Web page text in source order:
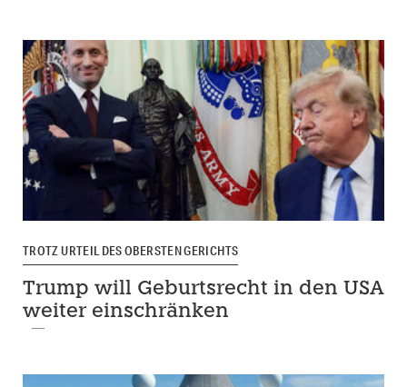
TROTZ URTEIL DES OBERSTEN GERICHTS
Trump will Geburtsrecht in den USA
weiter einschränken